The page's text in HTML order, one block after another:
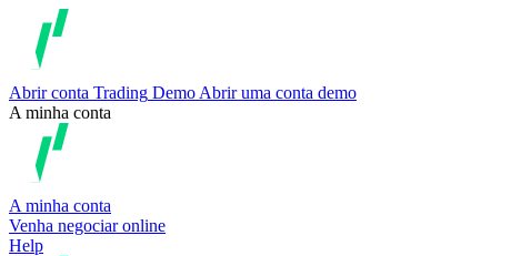
Abrir conta Trading Demo Abrir uma conta demo
A minha conta
A minha conta
Venha negociar online
Help